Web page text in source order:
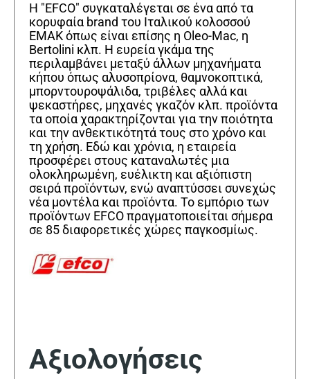
Η "EFCO" συγκαταλέγεται σε ένα από τα
κορυφαία brand του Ιταλικού κολοσσού
EMAK όπως είναι επίσης η Oleo-Mac, η
Bertolini κλπ. Η ευρεία γκάμα της
περιλαμβάνει μεταξύ άλλων μηχανήματα
κήπου όπως αλυσοπρίονα, θαμνοκοπτικά,
μπορντουροψάλιδα, τριβέλες αλλά και
ψεκαστήρες, μηχανές γκαζόν κλπ. προϊόντα
τα οποία χαρακτηρίζονται για την ποιότητα
και την ανθεκτικότητά τους στο χρόνο και
τη χρήση. Εδώ και χρόνια, η εταιρεία
προσφέρει στους καταναλωτές μια
ολοκληρωμένη, ευέλικτη και αξιόπιστη
σειρά προϊόντων, ενώ αναπτύσσει συνεχώς
νέα μοντέλα και προϊόντα. Το εμπόριο των
προϊόντων EFCO πραγματοποιείται σήμερα
σε 85 διαφορετικές χώρες παγκοσμίως.
Αξιολογήσεις